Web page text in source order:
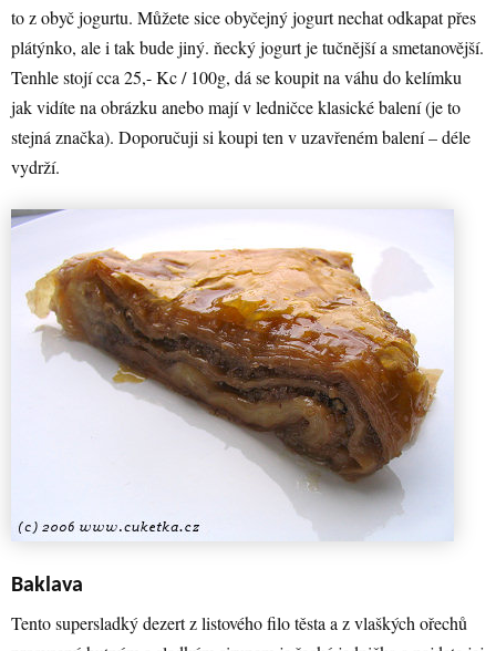
to z obyč jogurtu. Můžete sice obyčejný jogurt nechat odkapat přes
plátýnko, ale i tak bude jiný. ňecký jogurt je tučnější a smetanovější.
Tenhle stojí cca 25,- Kc / 100g, dá se koupit na váhu do kelímku
jak vidíte na obrázku anebo mají v ledničce klasické balení (je to
stejná značka). Doporučuji si koupi ten v uzavřeném balení – déle
vydrží.
Baklava
Tento supersladký dezert z listového filo těsta a z vlaškých ořechů